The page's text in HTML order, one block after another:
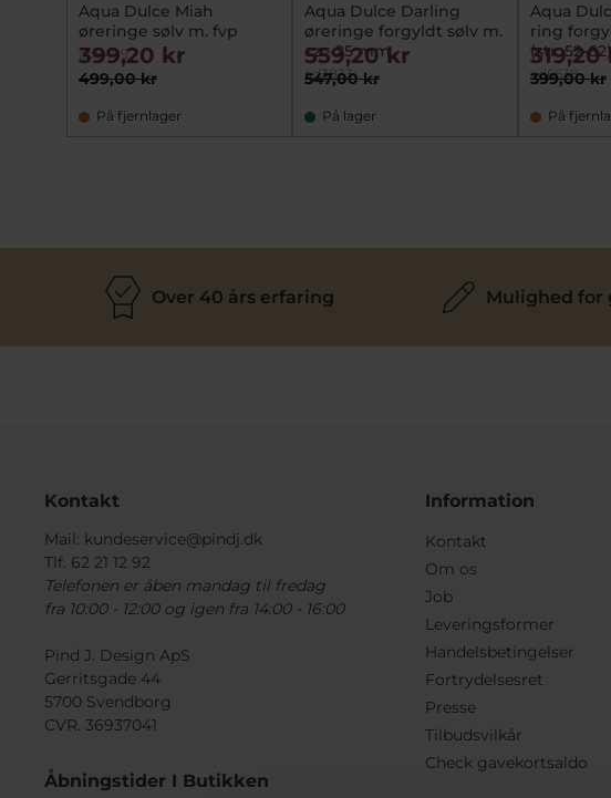
Aqua Dulce Miah
øreringe sølv m. fvp
ad5409
499,00 kr
399,20 kr
På fjernlager
Aqua Dulce Darling
øreringe forgyldt sølv m.
cz - 25 mm
ad3833
547,00 kr
559,20 kr
På lager
Aqua
ring
(str. 52-62)
ad6638
399,00 kr
319,20
På
Over 40 års erfaring Mulighed for
Kontakt
Mail: kundeservice@pindj.dk
Tlf. 62 21 12 92
Telefonen er åben mandag til fredag
fra 10:00 - 12:00 og igen fra 14:00 - 16:00
Pind J. Design ApS
Gerritsgade 44
5700 Svendborg
CVR. 36937041
Åbningstider I Butikken
Information
Kontakt
Om os
Job
Leveringsformer
Handelsbetingelser
Fortrydelsesret
Presse
Tilbudsvilkår
Check gavekortsaldo